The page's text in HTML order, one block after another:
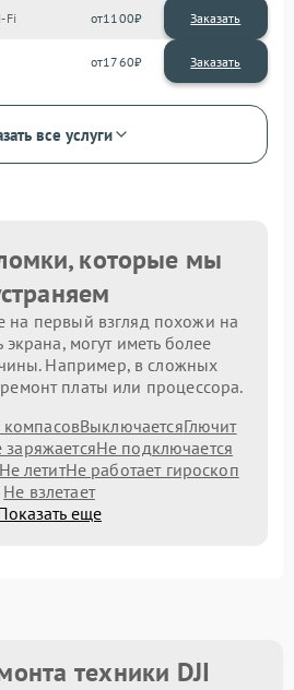
Fi 1100
1760
все услуги
которые мы
на первый взгляд похожи на
экрана, могут иметь более
Например, в сложных
ремонт платы или процессора.
ВыключаетсяГлючит
заряжаетсяНе подключается
Не летитНе работает гироскоп
Не взлетает
еще
техники DJI